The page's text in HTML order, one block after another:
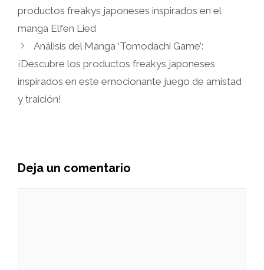
productos freakys japoneses inspirados en el
manga Elfen Lied
Análisis del Manga ‘Tomodachi Game’:
¡Descubre los productos freakys japoneses
inspirados en este emocionante juego de amistad
y traición!
Deja un comentario